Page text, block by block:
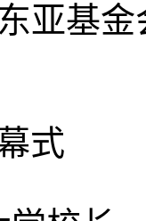
亚基金
式